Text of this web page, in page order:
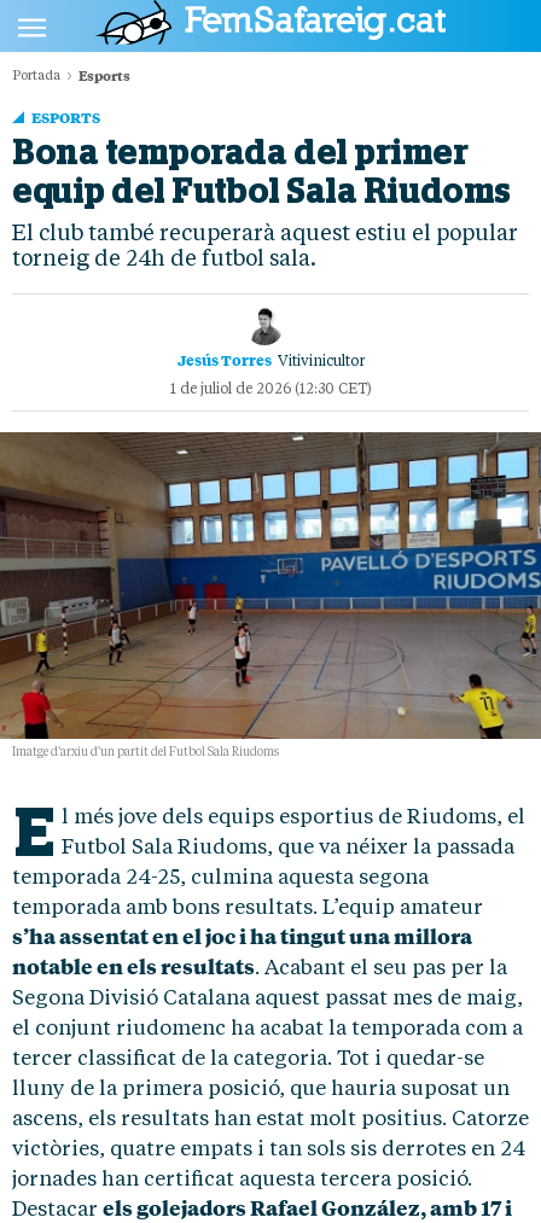
CULTURA
SOCIETAT
ESPORTS
Portada Esports
ESPORTS
Bona temporada del primer
equip del Futbol Sala Riudoms
El club també recuperarà aquest estiu el popular
torneig de 24h de futbol sala.
Jesús Torres Vitivinicultor
1 de juliol de 2026 (12:30 CET)
Imatge d'arxiu d'un partit del Futbol Sala Riudoms
E l més jove dels equips esportius de Riudoms, el
Futbol Sala Riudoms, que va néixer la passada
temporada 24-25, culmina aquesta segona
temporada amb bons resultats. L’equip amateur
s’ha assentat en el joc i ha tingut una millora
notable en els resultats. Acabant el seu pas per la
Segona Divisió Catalana aquest passat mes de maig,
el conjunt riudomenc ha acabat la temporada com a
tercer classificat de la categoria. Tot i quedar-se
lluny de la primera posició, que hauria suposat un
ascens, els resultats han estat molt positius. Catorze
victòries, quatre empats i tan sols sis derrotes en 24
jornades han certificat aquesta tercera posició.
Destacar els golejadors Rafael González, amb 17 i